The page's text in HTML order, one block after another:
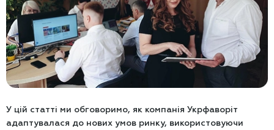
У цій статті ми обговоримо, як компанія Укрфаворіт
адаптувалася до нових умов ринку, використовуючи